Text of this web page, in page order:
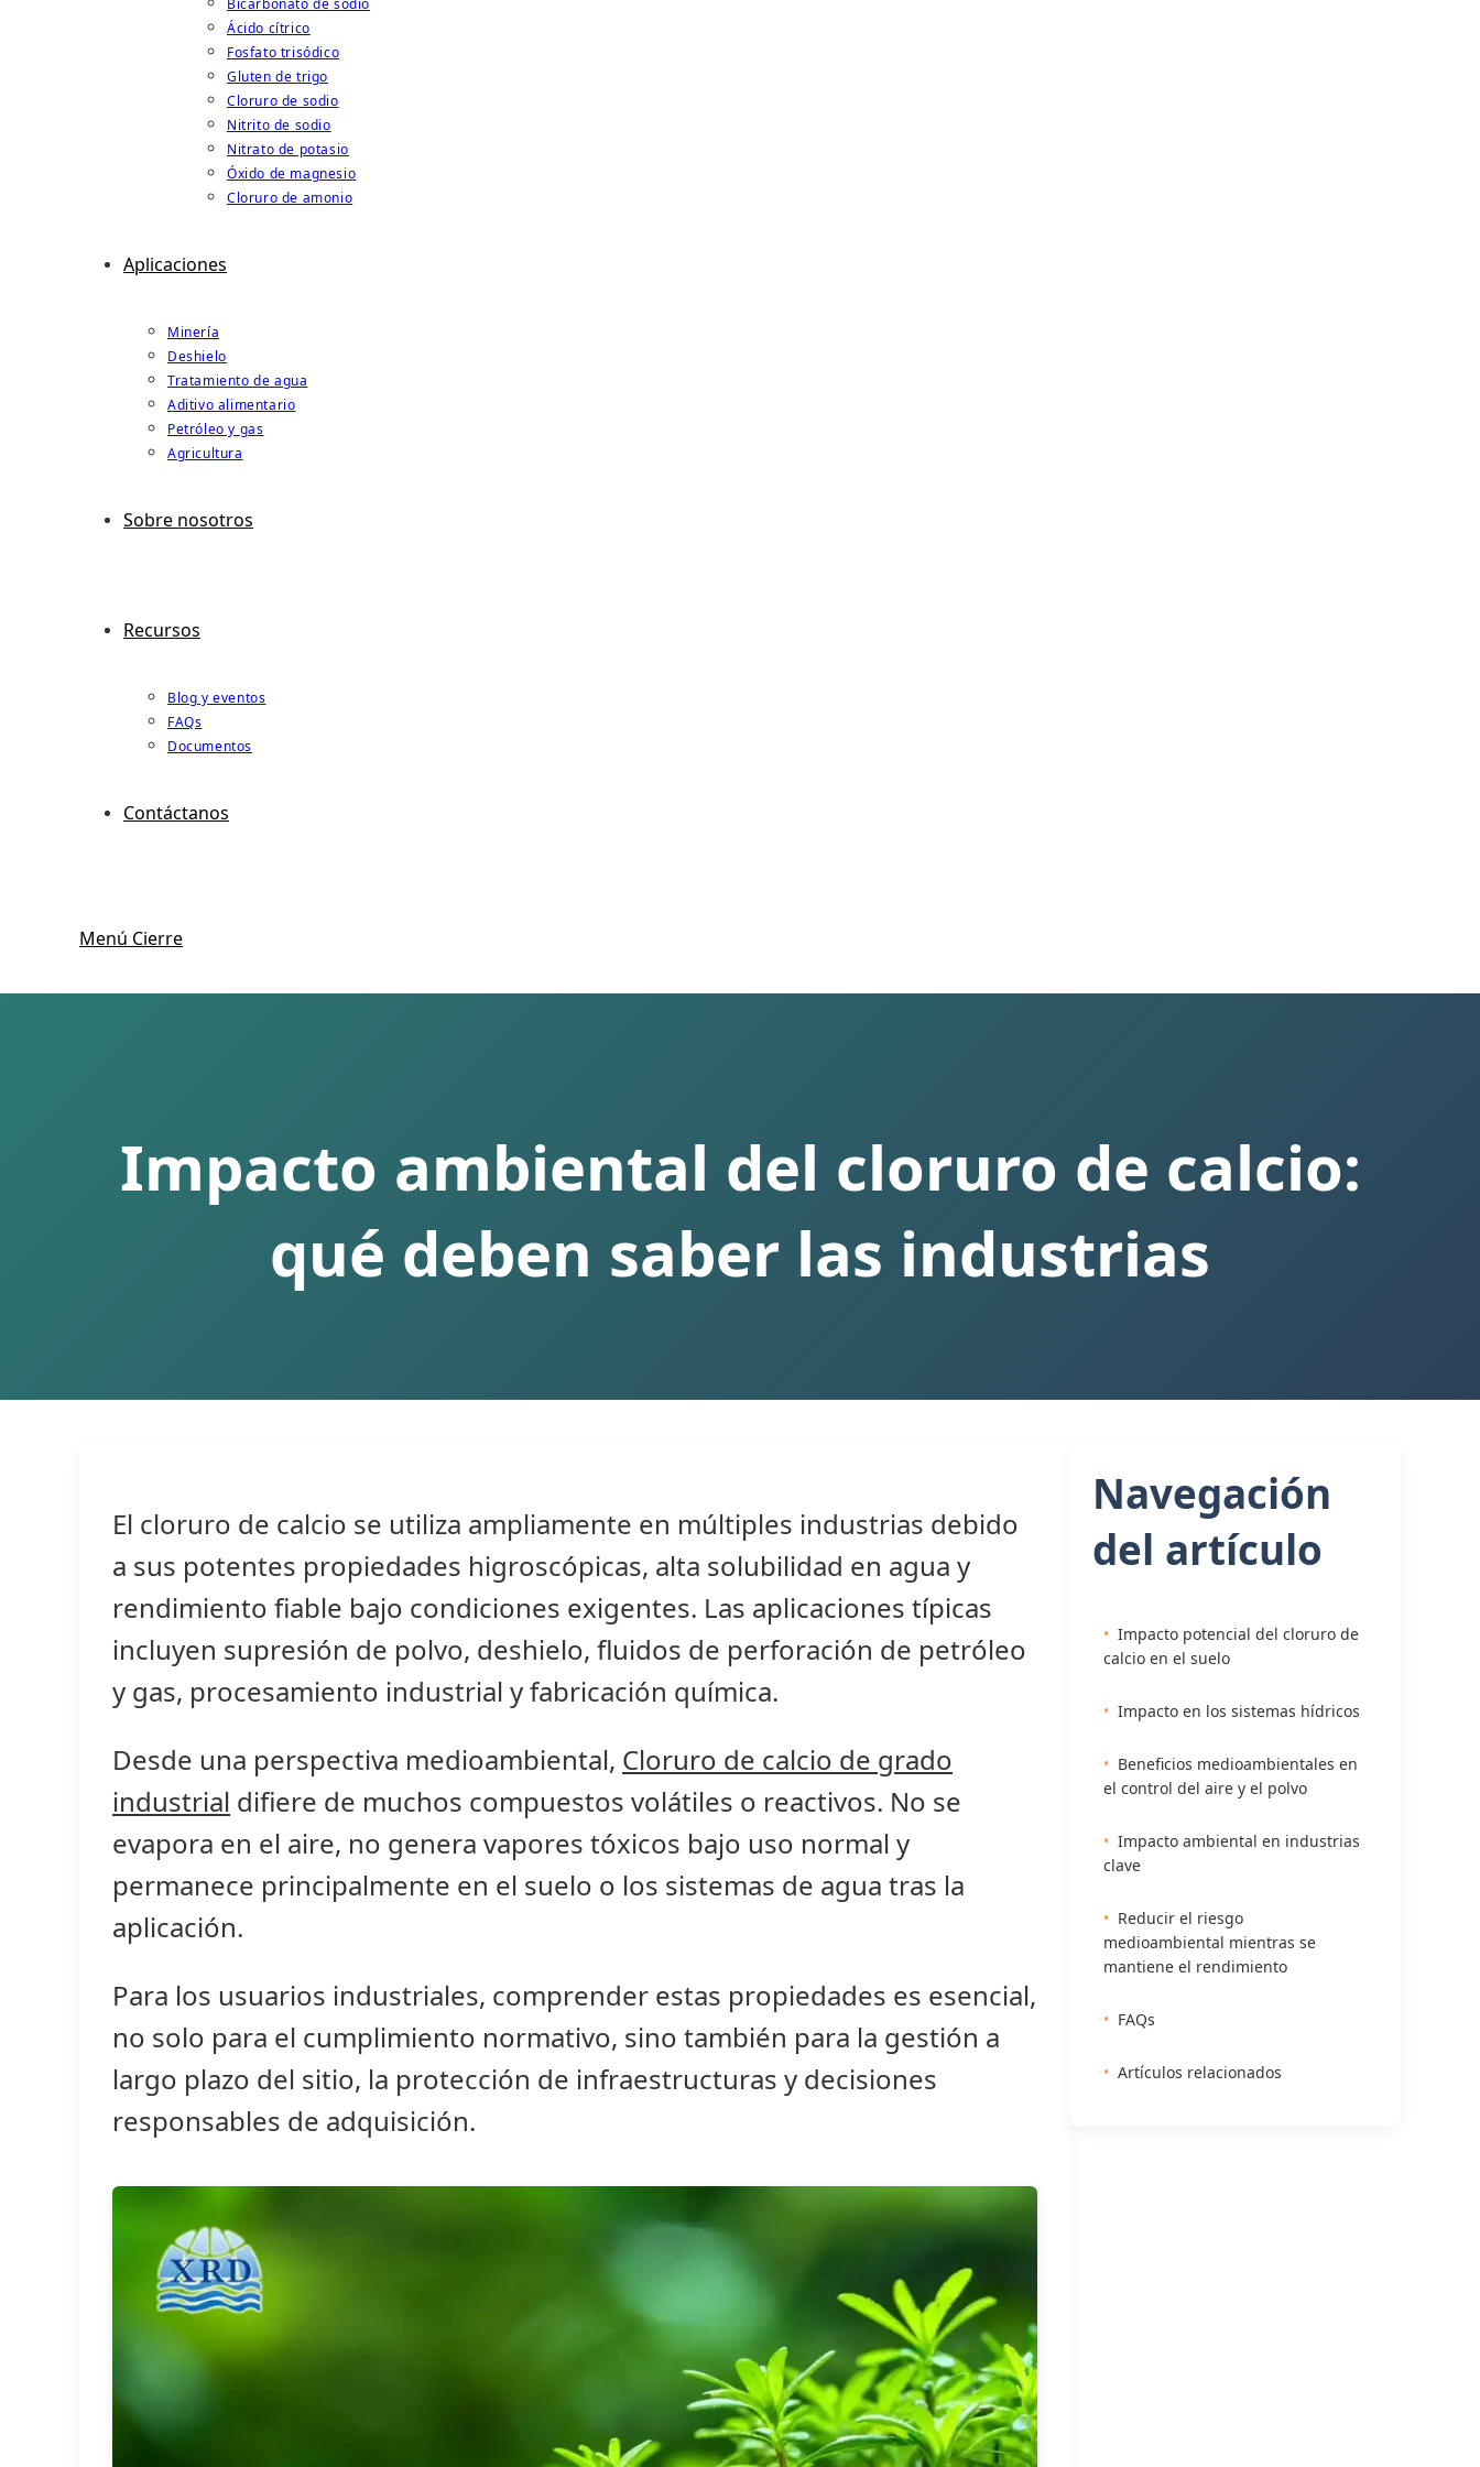
Bicarbonato de sodio
Ácido cítrico
Fosfato trisódico
Gluten de trigo
Cloruro de sodio
Nitrito de sodio
Nitrato de potasio
Óxido de magnesio
Cloruro de amonio
Aplicaciones
Minería
Deshielo
Tratamiento de agua
Aditivo alimentario
Petróleo y gas
Agricultura
Sobre nosotros
Recursos
Blog y eventos
FAQs
Documentos
Contáctanos
Menú Cierre
Impacto ambiental del cloruro de calcio:
qué deben saber las industrias
El cloruro de calcio se utiliza ampliamente en múltiples industrias debido
a sus potentes propiedades higroscópicas, alta solubilidad en agua y
rendimiento fiable bajo condiciones exigentes. Las aplicaciones típicas
incluyen supresión de polvo, deshielo, fluidos de perforación de petróleo
y gas, procesamiento industrial y fabricación química.
Desde una perspectiva medioambiental, Cloruro de calcio de grado
industrial difiere de muchos compuestos volátiles o reactivos. No se
evapora en el aire, no genera vapores tóxicos bajo uso normal y
permanece principalmente en el suelo o los sistemas de agua tras la
aplicación.
Para los usuarios industriales, comprender estas propiedades es esencial,
no solo para el cumplimiento normativo, sino también para la gestión a
largo plazo del sitio, la protección de infraestructuras y decisiones
responsables de adquisición.
Navegación
del artículo
Impacto potencial del cloruro de
calcio en el suelo
Impacto en los sistemas hídricos
Beneficios medioambientales en
el control del aire y el polvo
Impacto ambiental en industrias
clave
Reducir el riesgo
medioambiental mientras se
mantiene el rendimiento
FAQs
Artículos relacionados